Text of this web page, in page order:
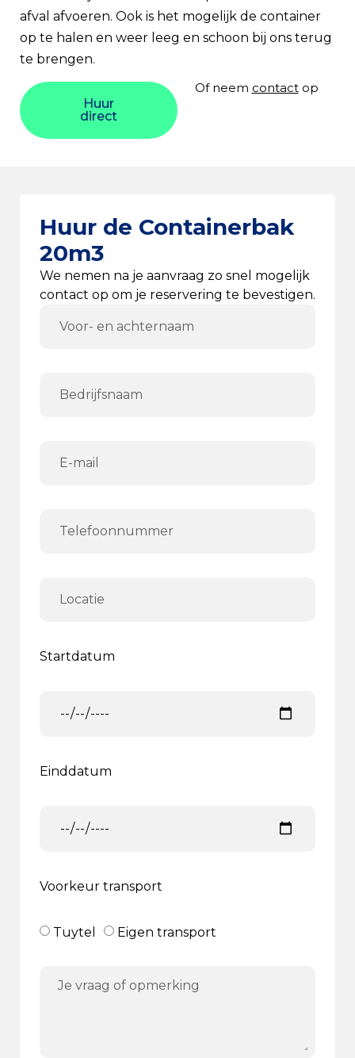
afval afvoeren. Ook is het mogelijk de container
op te halen en weer leeg en schoon bij ons terug
te brengen.
Huur
direct
Of neem contactop
Huur de Containerbak
20m3
We nemen na je aanvraag zo snel mogelijk
contact op om je reservering te bevestigen.
Startdatum
Einddatum
Voorkeur transport
Tuytel Eigen transport